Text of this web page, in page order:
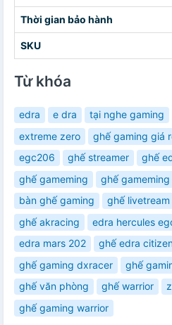
Thời gian bảo hành
SKU
Từ khóa
edra e dra tại nghe gaming
extreme zero
ghế gaming giá
egc206
ghế streamer ghế
ghế gameming
ghế gameming
bàn ghế gaming
ghế
ghế akracing
edra hercules
edra mars 202
ghế edra
ghế gaming dxracer
ghế
ghế văn phòng
ghế warrior
ghế gaming warrior